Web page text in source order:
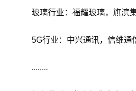
玻璃行业：福耀玻璃，旗滨
5G行业：中兴通讯，信维通
........